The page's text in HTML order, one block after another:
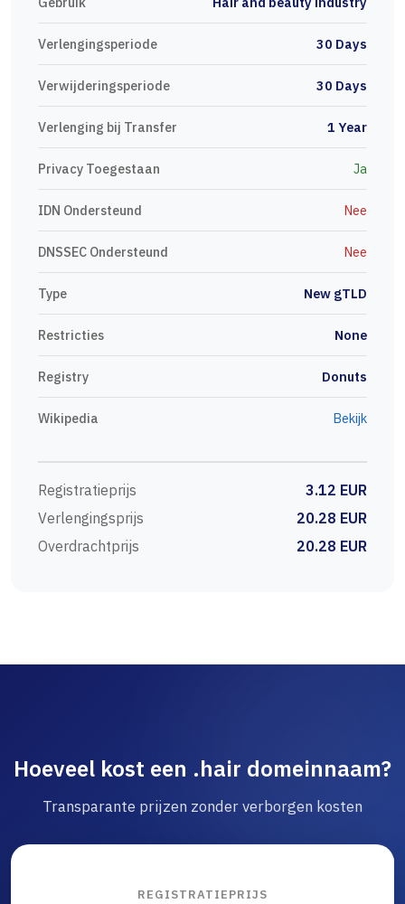
Verlengingsperiode 30 Days
Verwijderingsperiode 30 Days
Verlenging bij Transfer 1 Year
Privacy Toegestaan Ja
IDN Ondersteund Nee
DNSSEC Ondersteund Nee
Type New gTLD
Restricties None
Registry Donuts
Wikipedia Bekijk
Registratieprijs
3.12 EUR
Verlengingsprijs
20.28 EUR
Overdrachtprijs
20.28 EUR
Hoeveel kost een .hair domeinnaam?
Transparante prijzen zonder verborgen kosten
REGISTRATIEPRIJS